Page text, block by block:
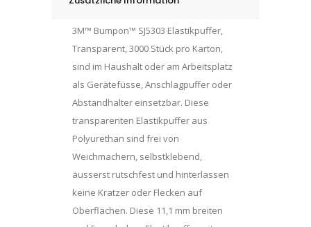
Klebstoff
Acrylat
quantity
3M™ Bumpon™ SJ5303 Elastikpuffer,
Transparent, 3000 Stück pro Karton,
sind im Haushalt oder am Arbeitsplatz
als Gerätefüsse, Anschlagpuffer oder
Abstandhalter einsetzbar. Diese
transparenten Elastikpuffer aus
Polyurethan sind frei von
Weichmachern, selbstklebend,
äusserst rutschfest und hinterlassen
keine Kratzer oder Flecken auf
Oberflächen. Diese 11,1 mm breiten